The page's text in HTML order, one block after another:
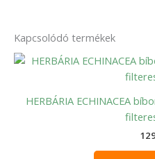
Kapcsolódó termékek
HERBÁRIA ECHINACEA